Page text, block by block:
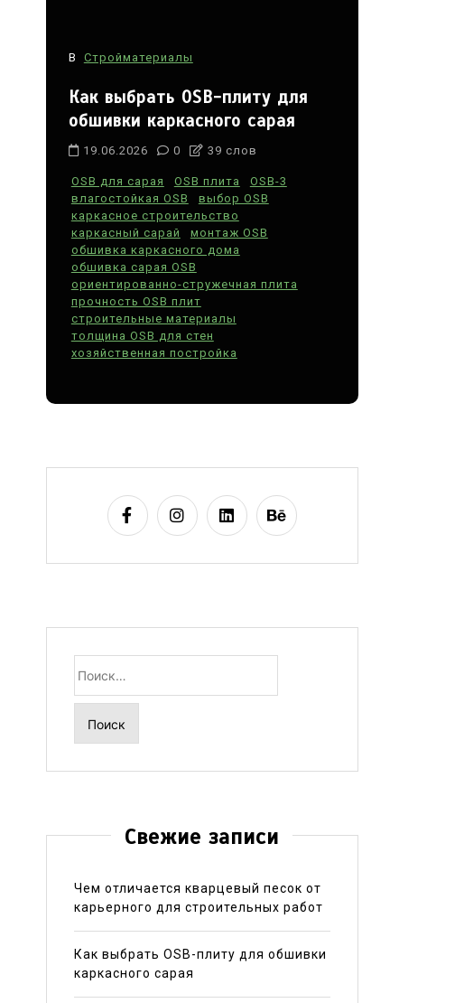
В Стройматериалы
Как выбрать OSB-плиту для
обшивки каркасного сарая
19.06.2026 0 39 слов
OSB для сарая OSB плита
OSB-3
влагостойкая OSB
выбор OSB
каркасное строительство
каркасный сарай
монтаж OSB
обшивка каркасного дома
обшивка сарая OSB
ориентированно-стружечная плита
прочность OSB плит
строительные материалы
толщина OSB для стен
хозяйственная постройка
Свежие записи
Чем отличается кварцевый песок от
карьерного для строительных работ
Как выбрать OSB-плиту для обшивки
каркасного сарая